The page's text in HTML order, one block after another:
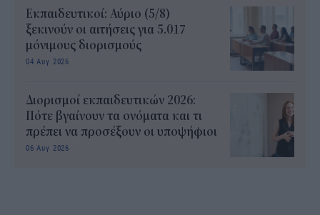
Εκπαιδευτικοί: Αύριο (5/8)
ξεκινούν οι αιτήσεις για 5.017
μόνιμους διορισμούς
04 Αυγ 2026
Διορισμοί εκπαιδευτικών 2026:
Πότε βγαίνουν τα ονόματα και τι
πρέπει να προσέξουν οι υποψήφιοι
06 Αυγ 2026